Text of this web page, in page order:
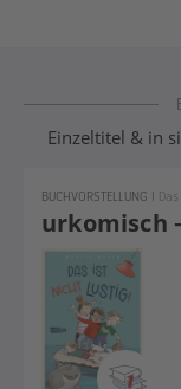
Einzeltitel & in
urkomisch
BUCHVORSTELLUNG |